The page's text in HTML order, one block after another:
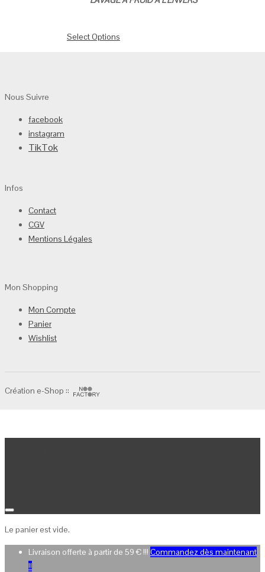
Select Options
Nous Suivre
facebook
instagram
TikTok
Infos
Contact
CGV
Mentions Légales
Mon Shopping
Mon Compte
Panier
Wishlist
Création e-Shop ::
Le panier est vide.
Livraison offerte à partir de 59 € !!! Commandez dès maintenant
!!